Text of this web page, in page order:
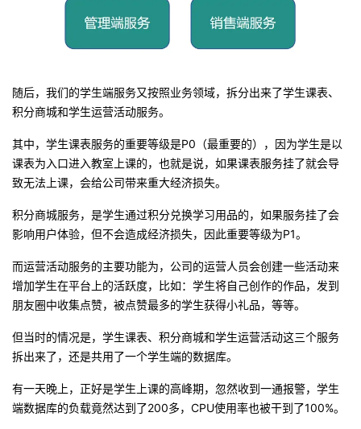
随后，我们的学生端服务又按照业务领域，拆分出来了学生课表、
积分商城和学生运营活动服务。
其中，学生课表服务的重要等级是P0（最重要的），因为学生是以
课表为入口进入教室上课的，也就是说，如果课表服务挂了就会导
致无法上课，会给公司带来重大经济损失。
积分商城服务，是学生通过积分兑换学习用品的，如果服务挂了会
影响用户体验，但不会造成经济损失，因此重要等级为P1。
而运营活动服务的主要功能为，公司的运营人员会创建一些活动来
增加学生在平台上的活跃度，比如：学生将自己创作的作品，发到
朋友圈中收集点赞，被点赞最多的学生获得小礼品，等等。
但当时的情况是， 学生课表、积分商城和学生运营活动这三个服务
拆出来了，还是共用了一个学生端的数据库。
有一天晚上，正好是学生上课的高峰期，忽然收到一通报警，学生
端数据库的负载竟然达到了200多，CPU使用率也被干到了100%。